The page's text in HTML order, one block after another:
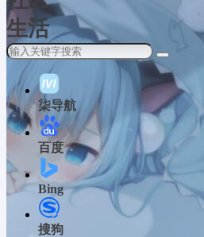
生活
柒导航
百度
Bing
搜狗